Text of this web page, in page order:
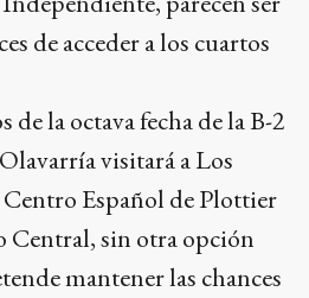
de acceder a los cuartos
de la octava fecha de la B-2
visitará a Los
Español de Plottier
Central, sin otra opción
mantener las chances